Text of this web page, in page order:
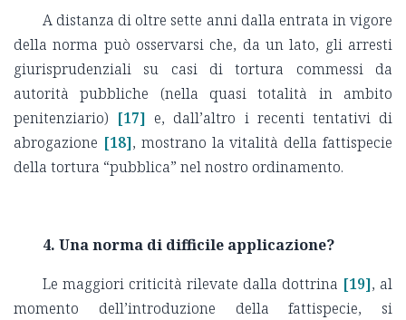
A distanza di oltre sette anni dalla entrata in vigore
della norma può osservarsi che, da un lato, gli arresti
giurisprudenziali su casi di tortura commessi da
autorità pubbliche (nella quasi totalità in ambito
penitenziario) [17] e, dall’altro i recenti tentativi di
abrogazione [18], mostrano la vitalità della fattispecie
della tortura “pubblica” nel nostro ordinamento.
4. Una norma di difficile applicazione?
Le maggiori criticità rilevate dalla dottrina [19], al
momento dell’introduzione della fattispecie, si